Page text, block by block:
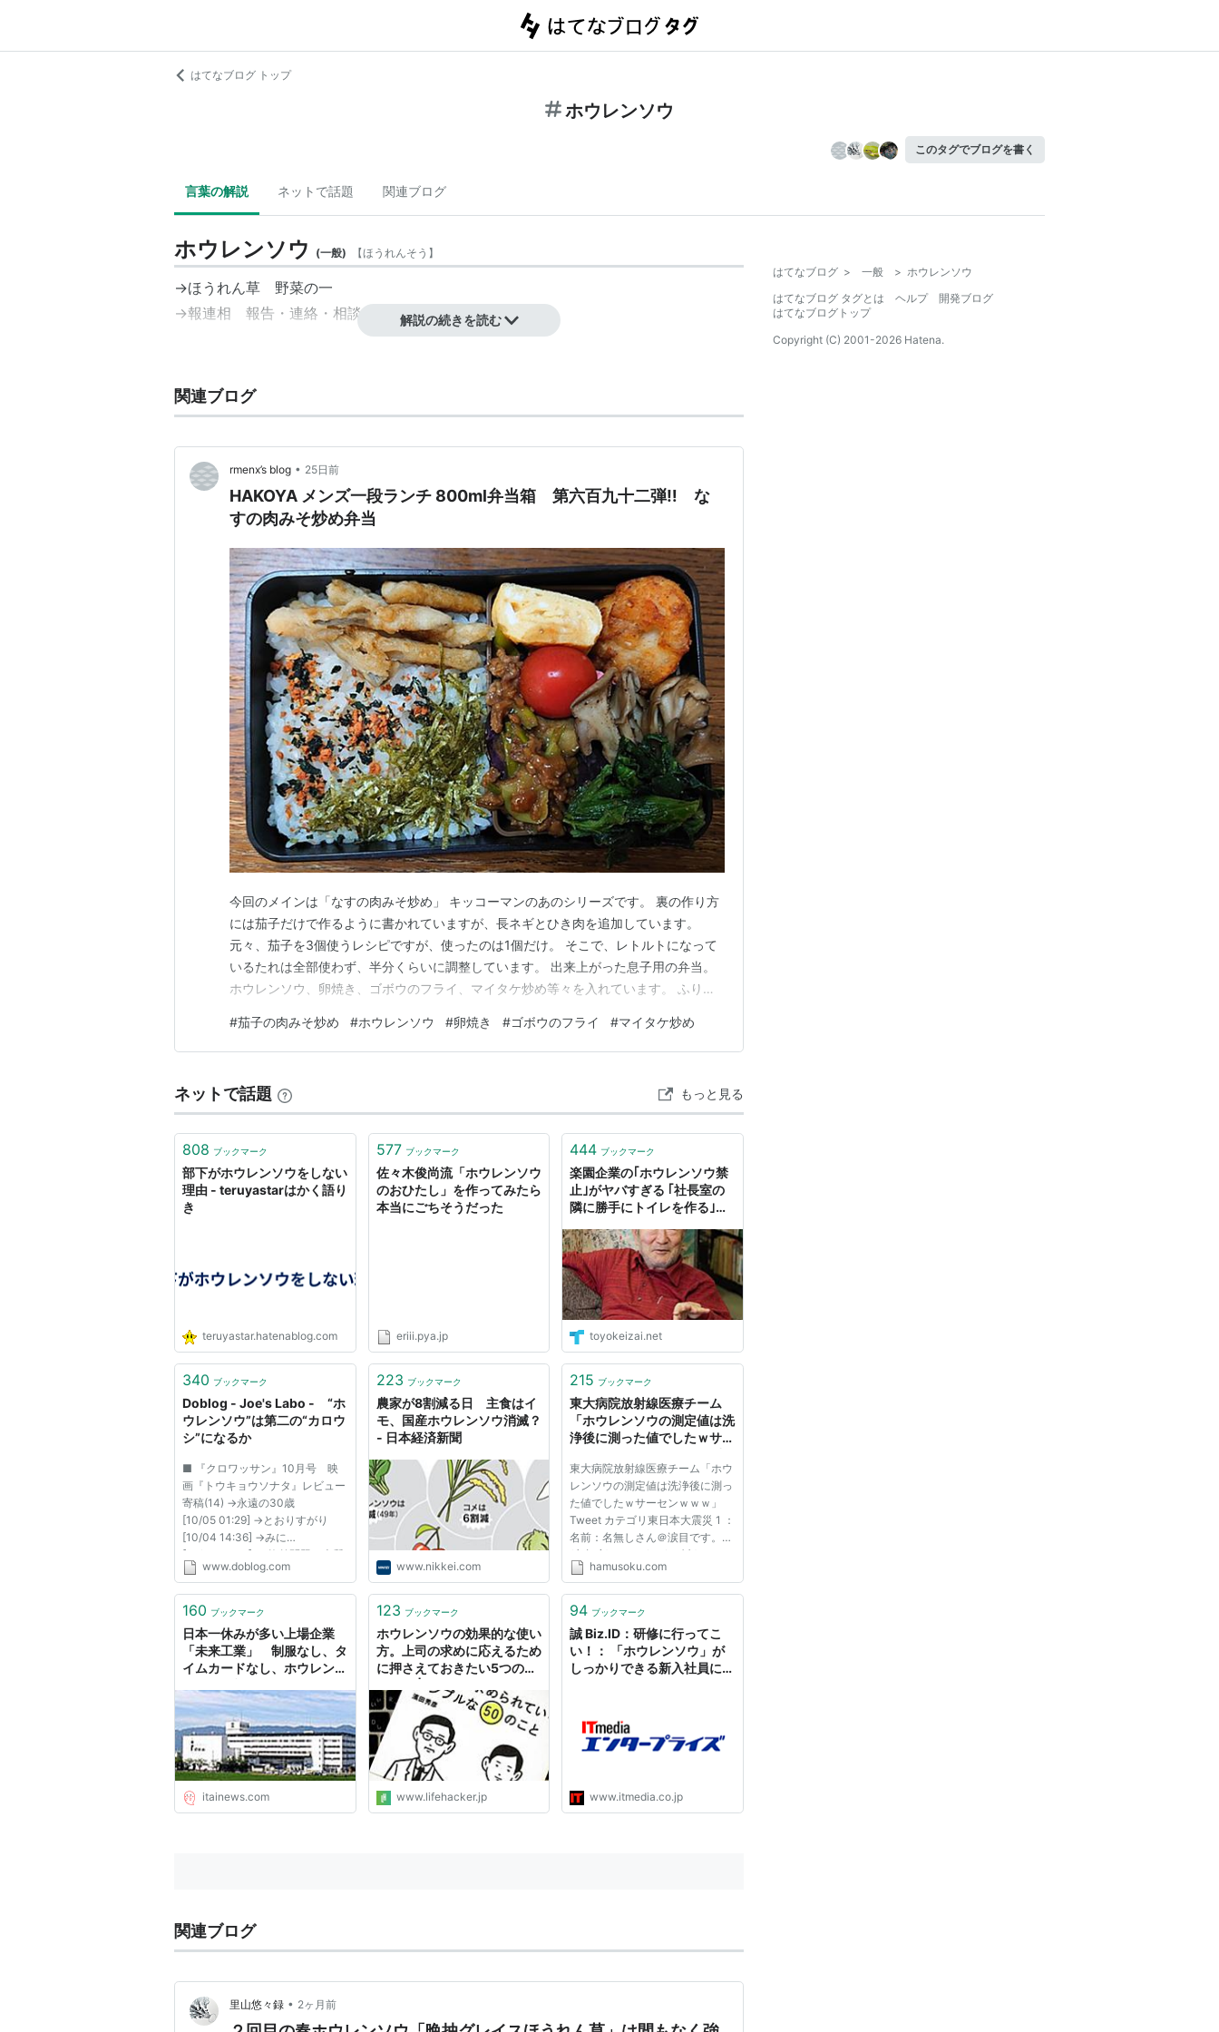
はてなブログ トップ
ホウレンソウ
このタグでブログを書く
言葉の解説 ネットで話題 関連ブログ
ホウレンソウ (一般) 【ほうれんそう 】
→ほうれん草 野菜の一
→報連相 報告・連絡・相談 解説の続きを読む
関連ブログ
rmenx’s blog • 25日前
HAKOYA メンズ一段ランチ 800ml弁当箱 第六百九十二弾‼ な
すの肉みそ炒め弁当
今回のメインは「なすの肉みそ炒め」 キッコーマンのあのシリーズです。 裏の作り方
には茄子だけで作るように書かれていますが、長ネギとひき肉を追加しています。
元々、茄子を3個使うレシピですが、使ったのは1個だけ。 そこで、レトルトになって
いるたれは全部使わず、半分くらいに調整しています。 出来上がった息子用の弁当。
ホウレンソウ、卵焼き、ゴボウのフライ、マイタケ炒め等々を入れています。 ふりか
おんなじです。 実食 いろいろなおかずが詰まっているので、食欲が出ますね。 ご馳走
様でした。 HAKOYA メンズ一段ランチ…
#茄子の肉みそ炒め #ホウレンソウ #卵焼き #ゴボウのフライ #マイタケ炒め
ネットで話題 もっと見る
808 ブックマーク
部下がホウレンソウをしない
理由 - teruyastarはかく語り
き
teruyastar.hatenablog.com
577 ブックマーク
佐々木俊尚流「ホウレンソウ
のおひたし」を作ってみたら
本当にごちそうだった
eriii.pya.jp
444 ブックマーク
楽園企業の｢ホウレンソウ禁
止｣がヤバすぎる ｢社長室の
隣に勝手にトイレを作る｣っ
toyokeizai.net
340 ブックマーク
Doblog - Joe's Labo - “ホ
ウレンソウ”は第二の“カロウ
シ”になるか
■ 『クロワッサン』10月号 映
画『トウキョウソナタ』レビュー
寄稿(14) →永遠の30歳
[10/05 01:29] →とおりすがり
[10/04 14:36] →みに
[10/03 19:30] ■ 格差問題の本質
とは何か(10) →とおりすがり２号
[09/28 16:56] →yasu
[09/27 19:55] ■ シンポジウム
「考えよう、若者の雇用と未来」
(2)...
www.doblog.com
223 ブックマーク
農家が8割減る日 主食はイ
モ、国産ホウレンソウ消滅？
- 日本経済新聞
www.nikkei.com
215 ブックマーク
東大病院放射線医療チーム
「ホウレンソウの測定値は洗
浄後に測った値でしたｗサー
報
東大病院放射線医療チーム「ホウ
レンソウの測定値は洗浄後に測っ
た値でしたｗサーセンｗｗｗ」
Tweet カテゴリ東日本大震災 1 ：
名前：名無しさん＠涙目です。
(京都府)：2011/03/23(水)
22:22:25.32 ID:9ZOPr3QJ0● ?
チーム @team_nakagawa: ホウ
て、新しい...
hamusoku.com
160 ブックマーク
日本一休みが多い上場企業
「未来工業」 制服なし、タ
イムカードなし、ホウレンソ
itainews.com
123 ブックマーク
ホウレンソウの効果的な使い
方。上司の求めに応えるため
に押さえておきたい5つのポ
ャパン
www.lifehacker.jp
94 ブックマーク
誠 Biz.ID：研修に行ってこ
い！： 「ホウレンソウ」が
しっかりできる新入社員にな
www.itmedia.co.jp
関連ブログ
里山悠々録 • 2ヶ月前
はてなブログ > 一般 > ホウレンソウ
はてなブログ タグとは
ヘルプ
開発ブログ
はてなブログトップ
Copyright (C) 2001-2026 Hatena.